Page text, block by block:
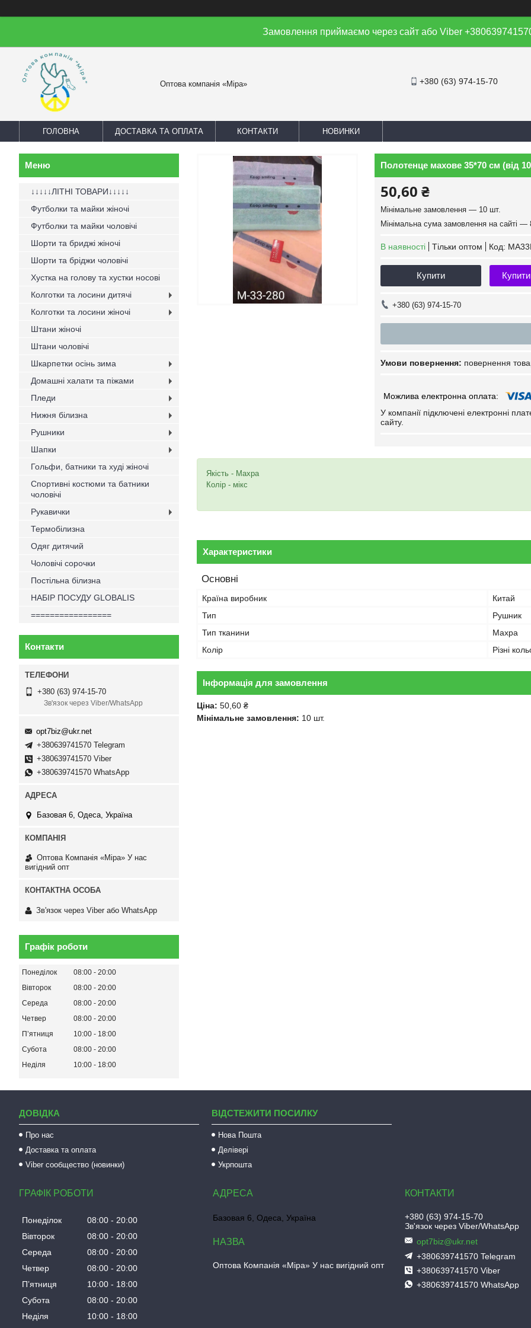
Замовлення приймаємо через сайт або Viber
Оптова компанія «Міра» +380 (63) 974-15-70
ГОЛОВНА ДОСТАВКА ТА ОПЛАТА КОНТАКТИ НОВИНКИ
Полотенце махове 35*70 см (від
50,60 ₴
Мінімальне замовлення — 10 шт.
Мінімальна сума замовлення на сайті —
В наявності Тільки оптом Код:
Купити
+380 (63) 974-15-70
повернення
У компанії підключені електронні
сайту.
Якість - Махра
Колір - мікс
Характеристики
Основні
Країна виробник
Китай
Тип
Рушник
Тип тканини
Махра
Колір
Різні
Інформація для замовлення
Ціна: 50,60 ₴
Мінімальне замовлення: 10 шт.
↓↓↓↓↓ЛІТНІ ТОВАРИ↓↓↓↓↓
Футболки та майки жіночі
Футболки та майки чоловічі
Шорти та бриджі жіночі
Шорти та бріджи чоловічі
Хустка на голову та хустки носові
Колготки та лосини дитячі
Колготки та лосини жіночі
Штани жіночі
Штани чоловічі
Шкарпетки осінь зима
Домашні халати та піжами
Пледи
Нижня білизна
Рушники
Шапки
Гольфи, батники та худі жіночі
Спортивні костюми та батники
чоловічі
Рукавички
Термобілизна
Одяг дитячий
Чоловічі сорочки
Постільна білизна
НАБІР ПОСУДУ GLOBALIS
=================
Контакти
+380 (63) 974-15-70
Зв'язок через Viber/WhatsApp
opt7biz@ukr.net
+380639741570 Telegram
+380639741570 Viber
+380639741570 WhatsApp
Базовая 6, Одеса, Україна
Оптова Компанія «Міра» У нас
вигідний опт
Зв'язок через Viber або WhatsApp
Графік роботи
Понеділок 08:00
20:00
Вівторок
08:00
20:00
Середа
08:00
20:00
Четвер
08:00
20:00
Пʼятниця
10:00
18:00
Субота
08:00
20:00
Неділя
10:00 18:00
ДОВІДКА
Про нас
Доставка та оплата
Viber сообщество (новинки)
ВІДСТЕЖИТИ ПОСИЛКУ
Нова Пошта
Делівері
Укрпошта
ГРАФІК РОБОТИ
Понеділок 08:00
20:00
Вівторок
08:00
20:00
Середа
08:00
20:00
Четвер
08:00
20:00
Пʼятниця
10:00
18:00
Субота
08:00
20:00
Неділя
10:00 18:00
Базовая 6, Одеса, Україна
Оптова Компанія «Міра» У нас вигідний опт
+380 (63) 974-15-70
Зв'язок через Viber/WhatsApp
opt7biz@ukr.net
+380639741570 Telegram
+380639741570 Viber
+380639741570 WhatsApp